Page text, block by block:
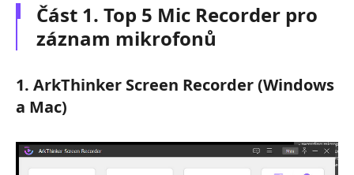
Část 1. Top 5 Mic Recorder pro
záznam mikrofonů
1. ArkThinker Screen Recorder (Windows
a Mac)